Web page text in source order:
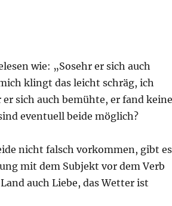
wie: „Sosehr er sich auch
klingt das leicht schräg, ich
sich auch bemühte, er fand keine
eventuell beide möglich?
nicht falsch vorkommen, gibt es
mit dem Subjekt vor dem Verb
auch Liebe, das Wetter ist